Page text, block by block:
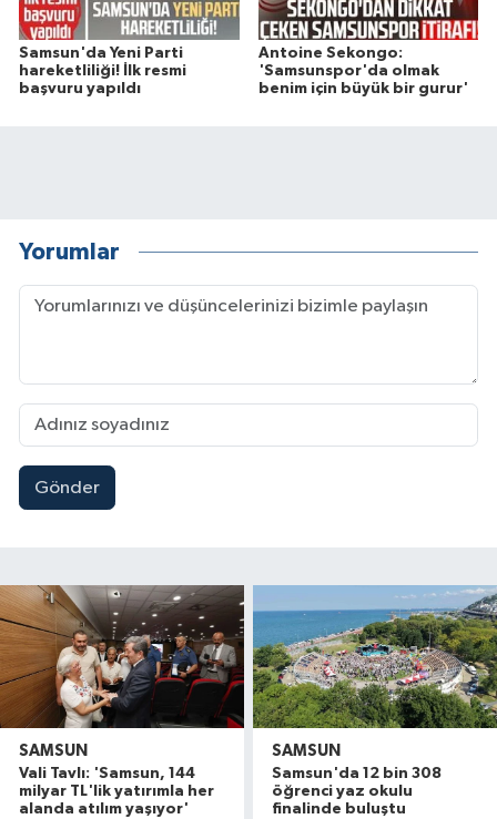
Samsun'da Yeni Parti
hareketliliği! İlk resmi
başvuru yapıldı
Antoine Sekongo:
'Samsunspor'da olmak
benim için büyük bir gurur'
Yorumlar
Gönder
SAMSUN
Vali Tavlı: 'Samsun, 144
milyar TL'lik yatırımla her
alanda atılım yaşıyor'
SAMSUN
Samsun'da 12 bin 308
öğrenci yaz okulu
finalinde buluştu